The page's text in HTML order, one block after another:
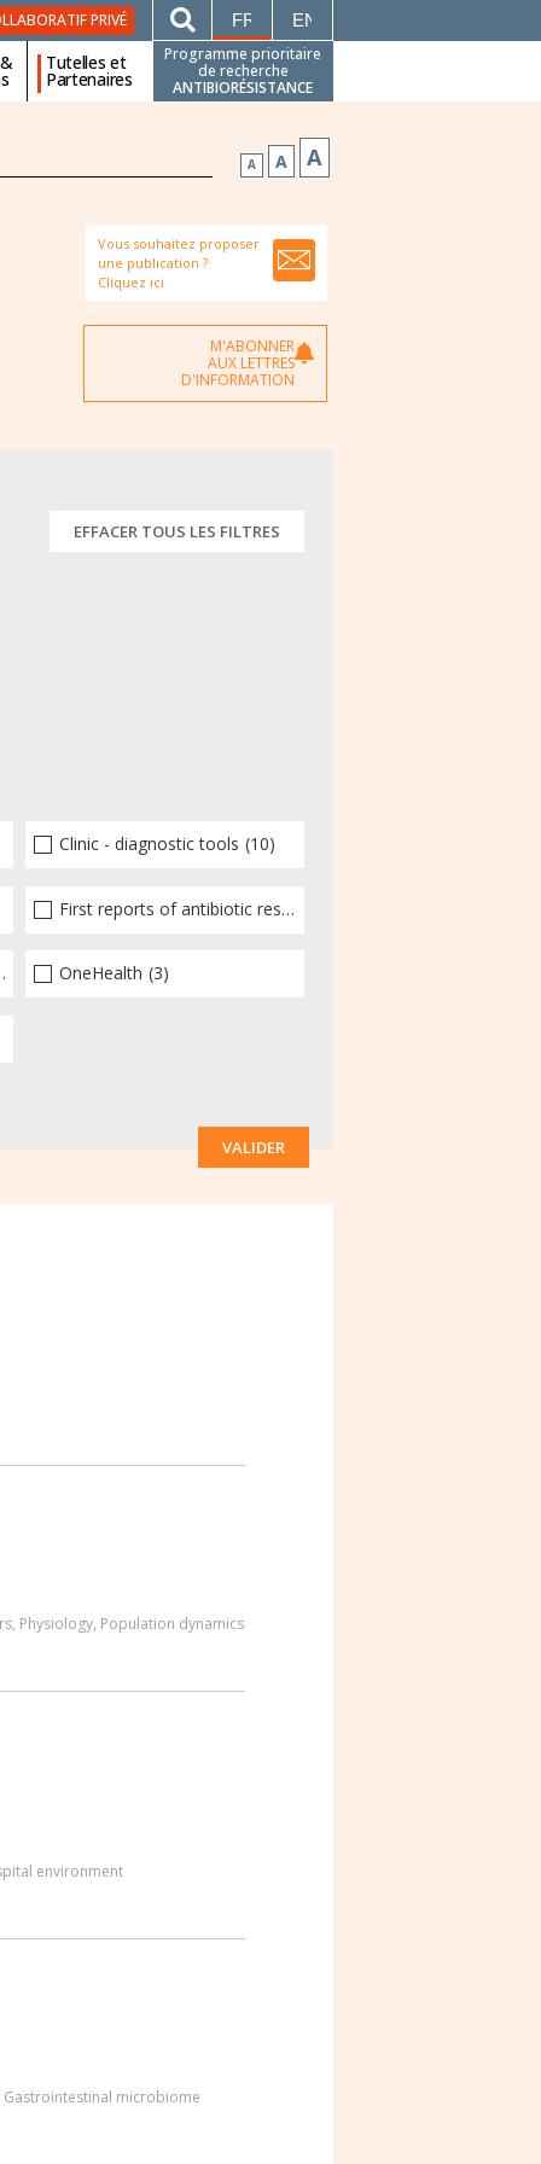
PRIVÉ FRANÇAISENGLISH
Tutelles et
Partenaires
Programme prioritaire
de recherche
ANTIBIORÉSISTANCE
A A A
Vous souhaitez proposer
une publication ?
Cliquez ici
M'ABONNER
AUX LETTRES
D'INFORMATION
EFFACER TOUS LES FILTRES
Clinic - diagnostic tools (10)
First reports of antibiotic resistance
(140)OneHealth (3)
VALIDER
, Physiology, Population dynamics
environment
Gastrointestinal microbiome